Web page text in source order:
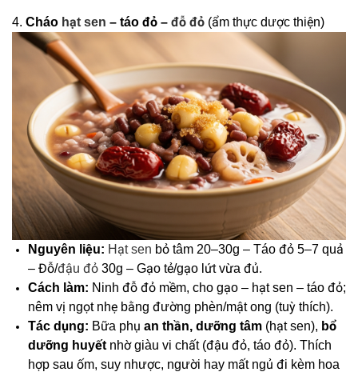
4. Cháo hạt sen – táo đỏ – đỗ đỏ (ẩm thực dược thiện)
Nguyên liệu: Hạt sen bỏ tâm 20–30g – Táo đỏ 5–7 quả
– Đỗ/đậu đỏ 30g – Gạo tẻ/gạo lứt vừa đủ.
Cách làm: Ninh đỗ đỏ mềm, cho gạo – hạt sen – táo đỏ;
nêm vị ngọt nhẹ bằng đường phèn/mật ong (tuỳ thích).
Tác dụng: Bữa phụ an thần, dưỡng tâm (hạt sen), bổ
dưỡng huyết nhờ giàu vi chất (đậu đỏ, táo đỏ). Thích
hợp sau ốm, suy nhược, người hay mất ngủ đi kèm hoa